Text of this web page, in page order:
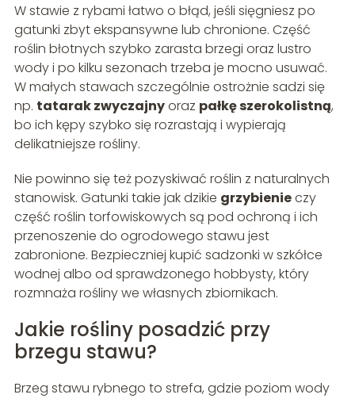
W stawie z rybami łatwo o błąd, jeśli sięgniesz po
gatunki zbyt ekspansywne lub chronione. Część
roślin błotnych szybko zarasta brzegi oraz lustro
wody i po kilku sezonach trzeba je mocno usuwać.
W małych stawach szczególnie ostrożnie sadzi się
np. tatarak zwyczajnyoraz pałkę szerokolistną,
bo ich kępy szybko się rozrastają i wypierają
delikatniejsze rośliny.
Nie powinno się też pozyskiwać roślin z naturalnych
stanowisk. Gatunki takie jak dzikie grzybienieczy
część roślin torfowiskowych są pod ochroną i ich
przenoszenie do ogrodowego stawu jest
zabronione. Bezpieczniej kupić sadzonki w szkółce
wodnej albo od sprawdzonego hobbysty, który
rozmnaża rośliny we własnych zbiornikach.
Jakie rośliny posadzić przy
brzegu stawu?
Brzeg stawu rybnego to strefa, gdzie poziom wody